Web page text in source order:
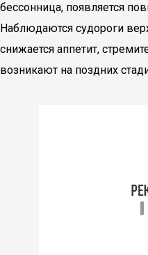
бессонница, появляется
Наблюдаются судороги
снижается аппетит,
возникают на поздних